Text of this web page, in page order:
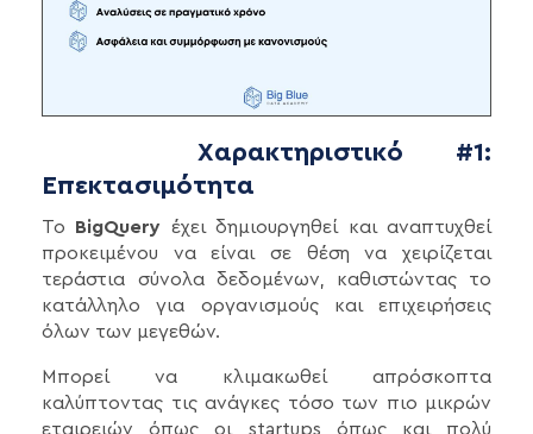
Χαρακτηριστικό #1:
Επεκτασιμότητα
Το BigQuery έχει δημιουργηθεί και αναπτυχθεί
προκειμένου να είναι σε θέση να χειρίζεται
τεράστια σύνολα δεδομένων, καθιστώντας το
κατάλληλο για οργανισμούς και επιχειρήσεις
όλων των μεγεθών.
Μπορεί να κλιμακωθεί απρόσκοπτα
καλύπτοντας τις ανάγκες τόσο των πιο μικρών
εταιρειών όπως οι startups όπως και πολύ